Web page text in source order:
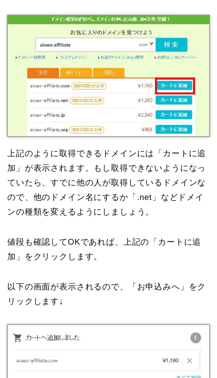
上記のように取得できるドメインには「カートに追
加」が表示されます。もし取得できないようになっ
ていたら、すでに他の人が取得しているドメインな
ので、他のドメイン名にするか「.net」などドメイ
ンの種類を変えるようにしましょう。
値段も確認してOKであれば、上記の「カートに追
加」をクリックします。
以下の画面が表示されるので、「お申込みへ」をク
リックします↓